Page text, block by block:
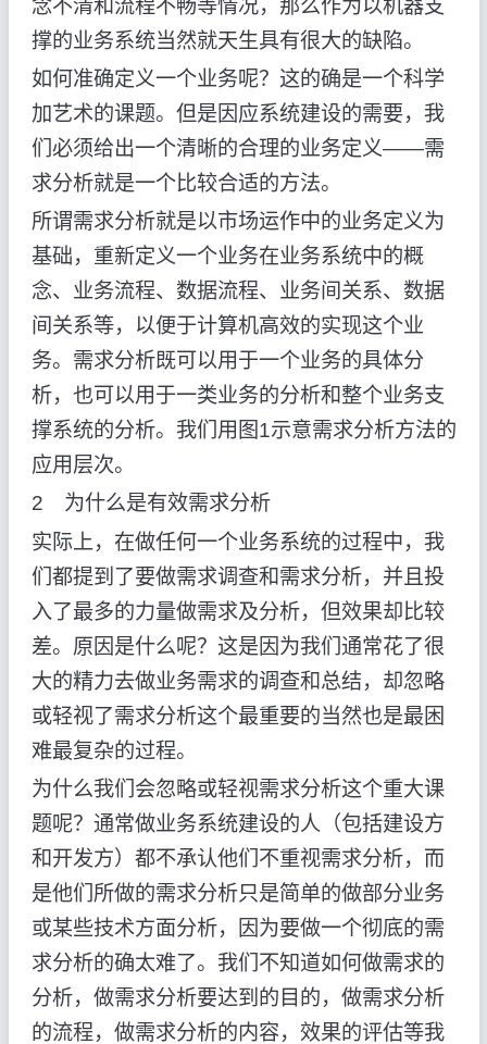
念不清和流程不畅等情况，那么作为以机器支
撑的业务系统当然就天生具有很大的缺陷。
如何准确定义一个业务呢？这的确是一个科学
加艺术的课题。但是因应系统建设的需要，我
们必须给出一个清晰的合理的业务定义——需
求分析就是一个比较合适的方法。
所谓需求分析就是以市场运作中的业务定义为
基础，重新定义一个业务在业务系统中的概
念、业务流程、数据流程、业务间关系、数据
间关系等，以便于计算机高效的实现这个业
务。需求分析既可以用于一个业务的具体分
析，也可以用于一类业务的分析和整个业务支
撑系统的分析。我们用图1示意需求分析方法的
应用层次。
2 为什么是有效需求分析
实际上，在做任何一个业务系统的过程中，我
们都提到了要做需求调查和需求分析，并且投
入了最多的力量做需求及分析，但效果却比较
差。原因是什么呢？这是因为我们通常花了很
大的精力去做业务需求的调查和总结，却忽略
或轻视了需求分析这个最重要的当然也是最困
难最复杂的过程。
为什么我们会忽略或轻视需求分析这个重大课
题呢？通常做业务系统建设的人（包括建设方
和开发方）都不承认他们不重视需求分析，而
是他们所做的需求分析只是简单的做部分业务
或某些技术方面分析，因为要做一个彻底的需
求分析的确太难了。我们不知道如何做需求的
分析，做需求分析要达到的目的，做需求分析
的流程，做需求分析的内容，效果的评估等我